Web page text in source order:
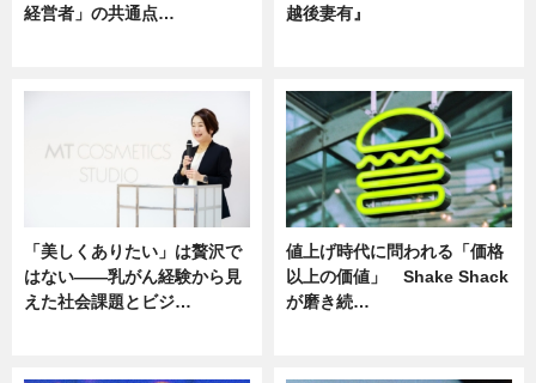
経営者」の共通点…
越後妻有』
「美しくありたい」は贅沢で
はない――乳がん経験から見
えた社会課題とビジ…
値上げ時代に問われる「価格
以上の価値」 Shake Shack
が磨き続…